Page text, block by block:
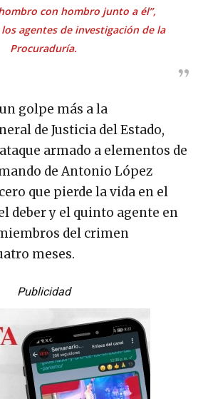
con hombro junto a él”,
agentes de investigación de la
Procuraduría.
golpe más a la
de Justicia del Estado,
armado a elementos de
de Antonio López
que pierde la vida en el
deber y el quinto agente en
del crimen
meses.
Publicidad